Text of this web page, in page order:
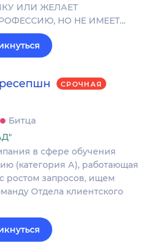
ИЛИ ЖЕЛАЕТ
НО НЕ ИМЕЕТ…
СРОЧНАЯ
Битца
в сфере обучения
(категория А), работающая
ростом запросов, ищем
Отдела клиентского